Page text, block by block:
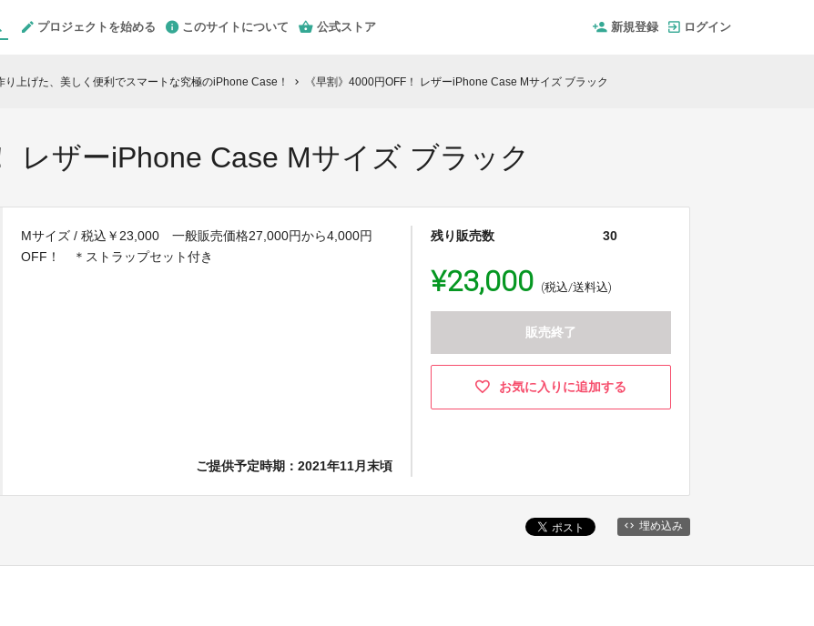
プロジェクトを始める このサイトについて 公式ストア 新規登録 ログイン
り上げた、美しく便利でスマートな究極のiPhone Case！ chevron_right 《早割》4000円OFF！ レザーiPhone Case Mサイズ ブラック
レザーiPhone Case Mサイズ ブラック
Mサイズ / 税込￥23,000 一般販売価格27,000円から4,000円
OFF！ ＊ストラップセット付き
ご提供予定時期：2021年11月末頃
残り販売数 30
¥23,000 (税込/送料込)
販売終了
お気に入りに追加する
埋め込み